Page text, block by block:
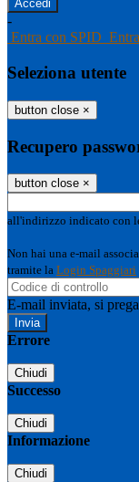
-
Entra con SPID
Seleziona utente
button close ×
Recupero
button close ×
all'indirizzo indicato con
Non hai una e-mail
tramite la Login Spaggiari
E-mail inviata, si
Errore
Chiudi
Successo
Chiudi
Informazione
Chiudi